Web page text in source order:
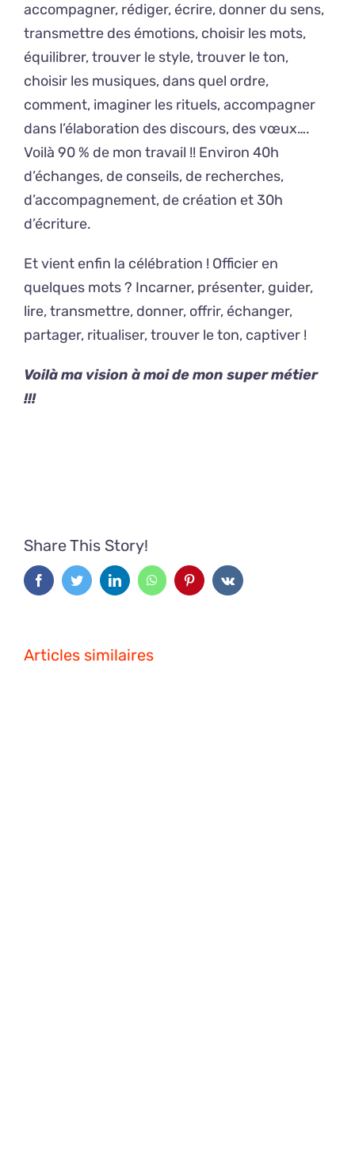
accompagner, rédiger, écrire, donner du sens,
transmettre des émotions, choisir les mots,
équilibrer, trouver le style, trouver le ton,
choisir les musiques, dans quel ordre,
comment, imaginer les rituels, accompagner
dans l’élaboration des discours, des vœux….
Voilà 90 % de mon travail !! Environ 40h
d’échanges, de conseils, de recherches,
d’accompagnement, de création et 30h
d’écriture.
Et vient enfin la célébration ! Officier en
quelques mots ? Incarner, présenter, guider,
lire, transmettre, donner, offrir, échanger,
partager, ritualiser, trouver le ton, captiver !
Voilà ma vision à moi de mon super métier
!!!
Share This Story!
FacebookTwitterLinkedInWhatsAppPinterestVk
Articles similaires